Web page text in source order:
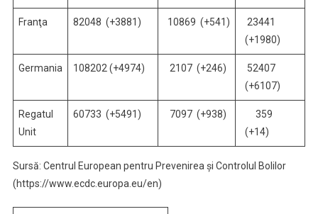
Franţa 82048 (+3881) 10869 (+541)
23441
(+1980)
Germania 108202 (+4974) 2107 (+246)
52407
(+6107)
Regatul
Unit
60733 (+5491) 7097 (+938)
359
(+14)
Sursă: Centrul European pentru Prevenirea și Controlul Bolilor
(https://www.ecdc.europa.eu/en)